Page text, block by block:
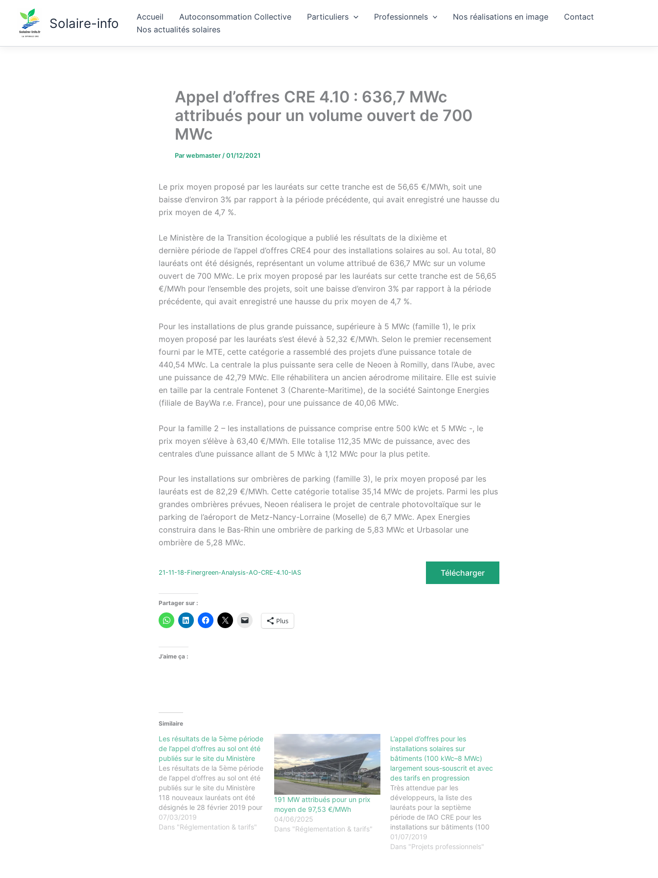
contenu
Solaire-info Accueil Autoconsommation Collective Particuliers Professionnels Nos réalisations en image
Contact
Nos actualités solaires
Appel d’offres CRE 4.10 : 636,7 MWc
attribués pour un volume ouvert de 700
MWc
Parwebmaster /01/12/2021
Le prix moyen proposé par les lauréats sur cette tranche est de 56,65 €/MWh, soit une
baisse d’environ 3% par rapport à la période précédente, qui avait enregistré une hausse du
prix moyen de 4,7 %.
Le Ministère de la Transition écologique a publié les résultats de la dixième et
dernière période de l’appel d’offres CRE4 pour des installations solaires au sol. Au total, 80
lauréats ont été désignés, représentant un volume attribué de 636,7 MWc sur un volume
ouvert de 700 MWc. Le prix moyen proposé par les lauréats sur cette tranche est de 56,65
€/MWh pour l’ensemble des projets, soit une baisse d’environ 3% par rapport à la période
précédente, qui avait enregistré une hausse du prix moyen de 4,7 %.
Pour les installations de plus grande puissance, supérieure à 5 MWc (famille 1), le prix
moyen proposé par les lauréats s’est élevé à 52,32 €/MWh. Selon le premier recensement
fourni par le MTE, cette catégorie a rassemblé des projets d’une puissance totale de
440,54 MWc. La centrale la plus puissante sera celle de Neoen à Romilly, dans l’Aube, avec
une puissance de 42,79 MWc. Elle réhabilitera un ancien aérodrome militaire. Elle est suivie
en taille par la centrale Fontenet 3 (Charente-Maritime), de la société Saintonge Energies
(filiale de BayWa r.e. France), pour une puissance de 40,06 MWc.
Pour la famille 2 – les installations de puissance comprise entre 500 kWc et 5 MWc -, le
prix moyen s’élève à 63,40 €/MWh. Elle totalise 112,35 MWc de puissance, avec des
centrales d’une puissance allant de 5 MWc à 1,12 MWc pour la plus petite.
Pour les installations sur ombrières de parking (famille 3), le prix moyen proposé par les
lauréats est de 82,29 €/MWh. Cette catégorie totalise 35,14 MWc de projets. Parmi les plus
grandes ombrières prévues, Neoen réalisera le projet de centrale photovoltaïque sur le
parking de l’aéroport de Metz-Nancy-Lorraine (Moselle) de 6,7 MWc. Apex Energies
construira dans le Bas-Rhin une ombrière de parking de 5,83 MWc et Urbasolar une
ombrière de 5,28 MWc.
21-11-18-Finergreen-Analysis-AO-CRE-4.10-IAS Télécharger
Partager sur :
Plus
J’aime ça :
Similaire
Les résultats de la 5ème période
de l’appel d’offres au sol ont été
publiés sur le site du Ministère
Les résultats de la 5ème période
de l’appel d’offres au sol ont été
publiés sur le site du Ministère
118 nouveaux lauréats ont été
désignés le 28 février 2019 pour
la cinquième période de l’appel
d’offres pour un volume total
07/03/2019
Dans "Réglementation & tarifs"
191 MW attribués pour un prix
moyen de 97,53 €/MWh
04/06/2025
Dans "Réglementation & tarifs"
L’appel d’offres pour les
installations solaires sur
bâtiments (100 kWc–8 MWc)
largement sous-souscrit et avec
des tarifs en progression
Très attendue par les
développeurs, la liste des
lauréats pour la septième
période de l’AO CRE pour les
installations sur bâtiments (100
kWc–8 MWc) a été dévoilée par
le ministère jeudi 27 juin dernier.
01/07/2019
Dans "Projets professionnels"